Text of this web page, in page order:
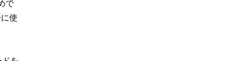
で
使